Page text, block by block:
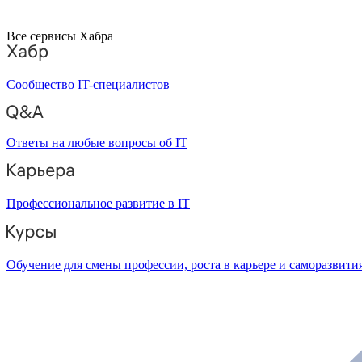
Все сервисы Хабра
Сообщество IT-специалистов
Ответы на любые вопросы об IT
Профессиональное развитие в IT
Обучение для смены профессии, роста в карьере и